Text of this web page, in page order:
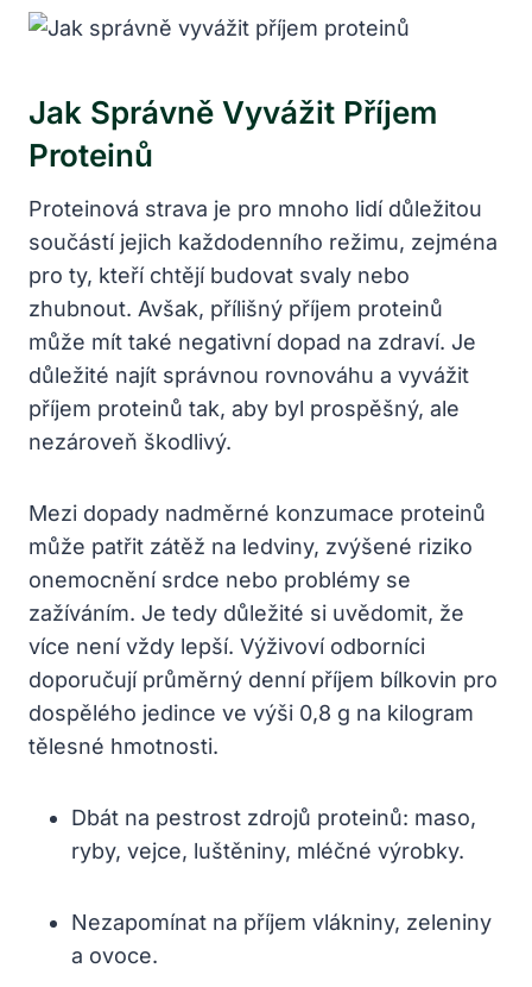
Jak Správně Vyvážit Příjem
Proteinů
Proteinová strava je pro mnoho lidí důležitou
součástí jejich každodenního režimu, zejména
pro ty, kteří chtějí budovat svaly nebo
zhubnout. Avšak, přílišný příjem proteinů
může mít také negativní dopad na zdraví. Je
důležité najít správnou rovnováhu a vyvážit
příjem proteinů tak, aby byl prospěšný, ale
nezároveň škodlivý.
Mezi dopady nadměrné konzumace proteinů
může patřit zátěž na ledviny, zvýšené riziko
onemocnění srdce nebo problémy se
zažíváním. Je tedy důležité si uvědomit, že
více není vždy lepší. Výživoví odborníci
doporučují průměrný denní příjem bílkovin pro
dospělého jedince ve výši 0,8 g na kilogram
tělesné hmotnosti.
Dbát na pestrost zdrojů proteinů: maso,
ryby, vejce, luštěniny, mléčné výrobky.
Nezapomínat na příjem vlákniny, zeleniny
a ovoce.